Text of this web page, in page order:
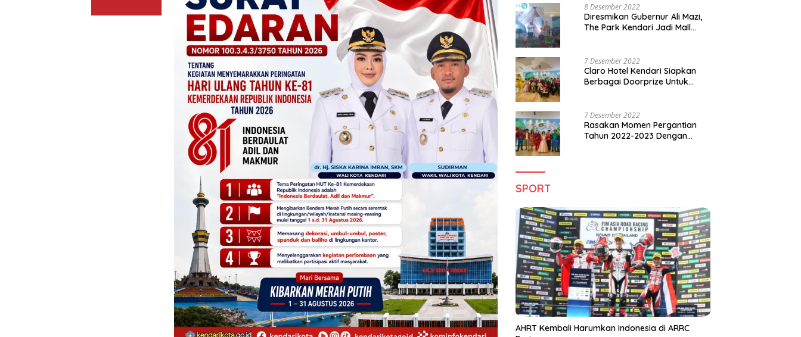
8 Desember 2022
Diresmikan Gubernur Ali Mazi,
The Park Kendari Jadi Mall
7 Desember 2022
Claro Hotel Kendari Siapkan
Berbagai Doorprize Untuk
7 Desember 2022
Rasakan Momen Pergantian
Tahun 2022-2023 Dengan
SPORT
AHRT Kembali Harumkan Indonesia di ARRC